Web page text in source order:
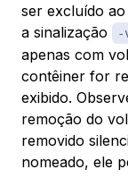
ser excluído
a sinalização
-
apenas com
contêiner for
exibido.
remoção do
removido
nomeado, ele